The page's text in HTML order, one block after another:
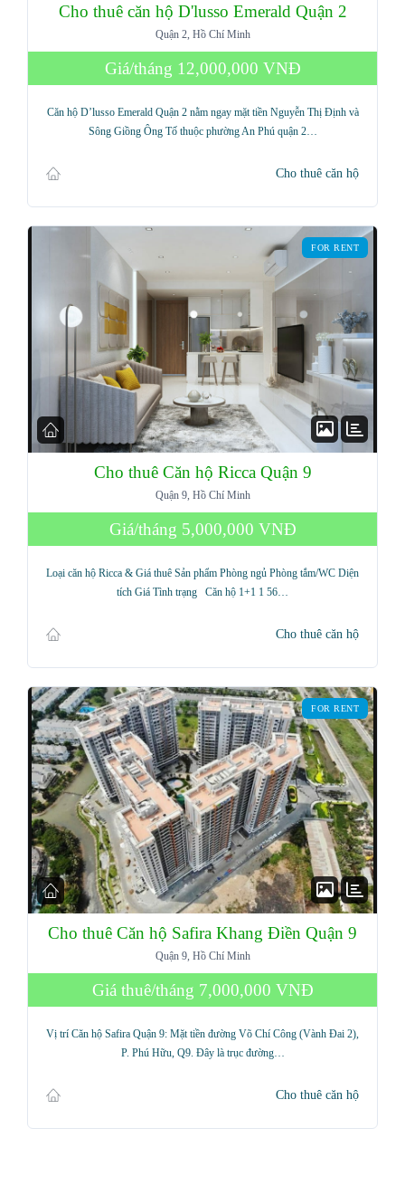
Cho thuê căn hộ D'lusso Emerald Quận 2
Quận 2, Hồ Chí Minh
Giá/tháng 12,000,000 VNĐ
Căn hộ D’lusso Emerald Quận 2 nằm ngay mặt tiền Nguyễn Thị Định và
Sông Giồng Ông Tố thuộc phường An Phú quận 2…
Cho thuê căn hộ
FOR RENT
Cho thuê Căn hộ Ricca Quận 9
Quận 9, Hồ Chí Minh
Giá/tháng 5,000,000 VNĐ
Loại căn hộ Ricca & Giá thuê Sản phẩm Phòng ngủ Phòng tắm/WC Diện
tích Giá Tình trạng Căn hộ 1+1 1 56…
Cho thuê căn hộ
FOR RENT
Cho thuê Căn hộ Safira Khang Điền Quận 9
Quận 9, Hồ Chí Minh
Giá thuê/tháng 7,000,000 VNĐ
Vị trí Căn hộ Safira Quận 9: Mặt tiền đường Võ Chí Công (Vành Đai 2),
P. Phú Hữu, Q9. Đây là trục đường…
Cho thuê căn hộ
Log in
Don't have an account?Sign Up
Username